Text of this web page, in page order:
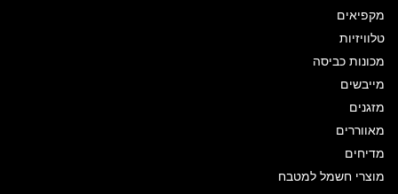
מקפיאים
טלוויזיות
מכונות כביסה
מייבשים
מזגנים
מאווררים
מדיחים
מוצרי חשמל למטבח